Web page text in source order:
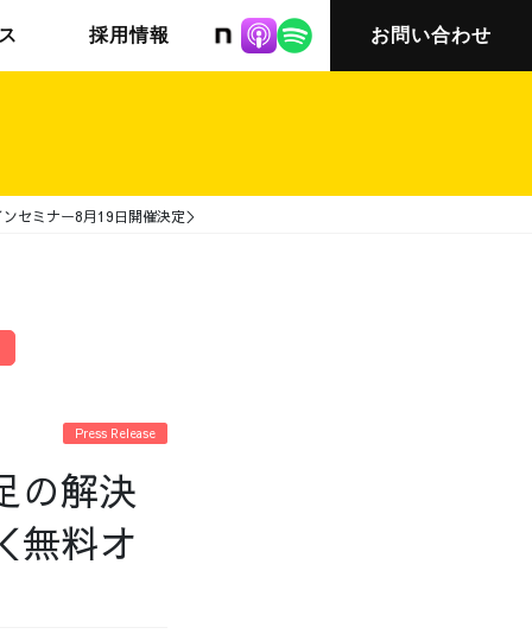
株式会社ニット
採用情報 お問い合わせ
セミナー8⽉19⽇開催決定＞
Press Release
の解決
無料オ